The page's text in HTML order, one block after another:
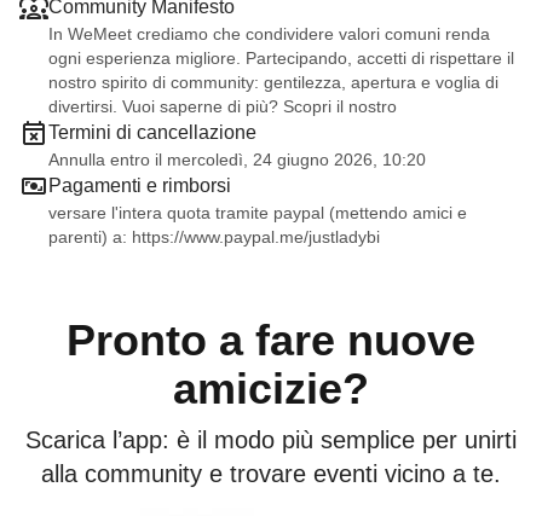
Community Manifesto
In WeMeet crediamo che condividere valori comuni renda
ogni esperienza migliore. Partecipando, accetti di rispettare il
nostro spirito di community: gentilezza, apertura e voglia di
divertirsi. Vuoi saperne di più? Scopri il nostro
Termini di cancellazione
Annulla entro il mercoledì, 24 giugno 2026, 10:20
Pagamenti e rimborsi
versare l'intera quota tramite paypal (mettendo amici e
parenti) a: https://www.paypal.me/justladybi
Pronto a fare nuove
amicizie?
Scarica l’app: è il modo più semplice per unirti
alla community e trovare eventi vicino a te.